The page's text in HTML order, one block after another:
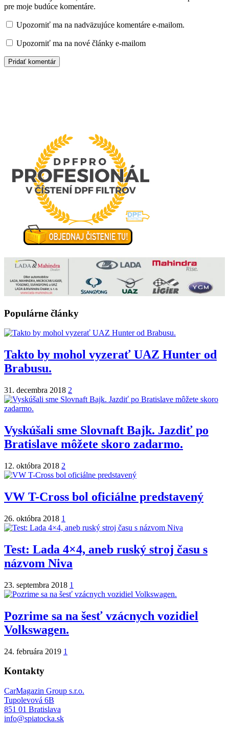
pre moje budúce komentáre.
Upozorniť ma na nadväzujúce komentáre e-mailom.
Upozorniť ma na nové články e-mailom
Populárne články
Takto by mohol vyzerať UAZ Hunter od
Brabusu.
31. decembra 2018 2
Vyskúšali sme Slovnaft Bajk. Jazdiť po
Bratislave môžete skoro zadarmo.
12. októbra 2018 2
VW T-Cross bol oficiálne predstavený
26. októbra 2018 1
Test: Lada 4×4, aneb ruský stroj času s
názvom Niva
23. septembra 2018 1
Pozrime sa na šesť vzácnych vozidiel
Volkswagen.
24. februára 2019 1
Kontakty
CarMagazin Group s.r.o.
Tupolevová 6B
851 01 Bratislava
info@spiatocka.sk